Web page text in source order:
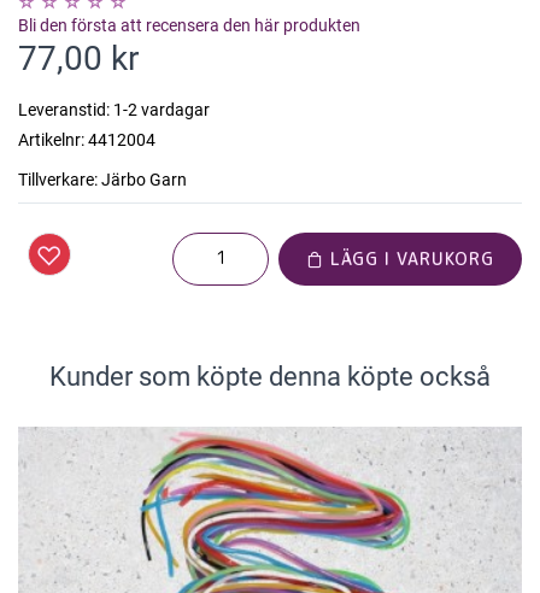
Bli den första att recensera den här produkten
77,00 kr
Leveranstid: 1-2 vardagar
Artikelnr:4412004
Tillverkare:Järbo Garn
LÄGG I VARUKORG
Kunder som köpte denna köpte också